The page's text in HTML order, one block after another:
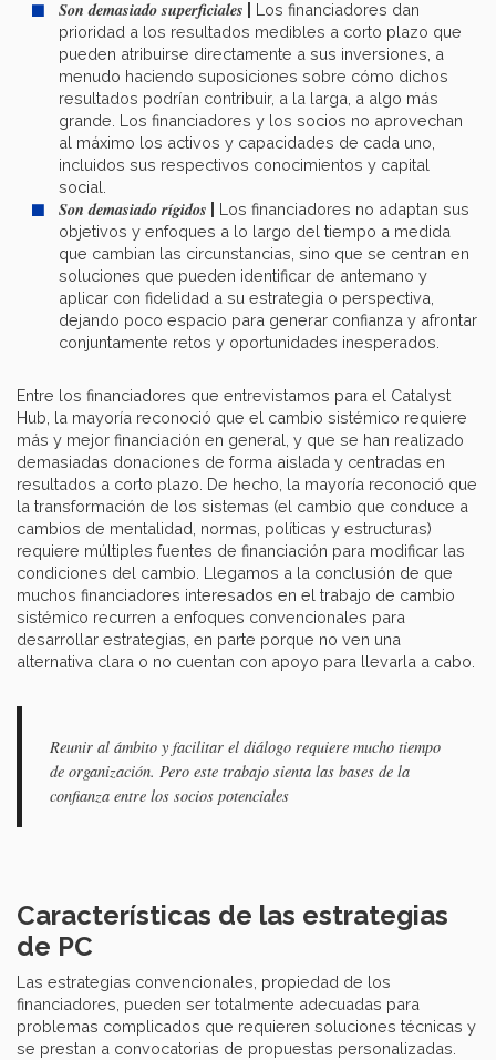
Son demasiado superficiales
Los financiadores dan
prioridad a los resultados medibles a corto plazo que
pueden atribuirse directamente a sus inversiones, a
menudo haciendo suposiciones sobre cómo dichos
resultados podrían contribuir, a la larga, a algo más
grande. Los financiadores y los socios no aprovechan
al máximo los activos y capacidades de cada uno,
incluidos sus respectivos conocimientos y capital
social.
Son demasiado rígidos
Los financiadores no adaptan sus
objetivos y enfoques a lo largo del tiempo a medida
que cambian las circunstancias, sino que se centran en
soluciones que pueden identificar de antemano y
aplicar con fidelidad a su estrategia o perspectiva,
dejando poco espacio para generar confianza y afrontar
conjuntamente retos y oportunidades inesperados.
Entre los financiadores que entrevistamos para el Catalyst
Hub, la mayoría reconoció que el cambio sistémico requiere
más y mejor financiación en general, y que se han realizado
demasiadas donaciones de forma aislada y centradas en
resultados a corto plazo. De hecho, la mayoría reconoció que
la transformación de los sistemas (el cambio que conduce a
cambios de mentalidad, normas, políticas y estructuras)
requiere múltiples fuentes de financiación para modificar las
condiciones del cambio. Llegamos a la conclusión de que
muchos financiadores interesados en el trabajo de cambio
sistémico recurren a enfoques convencionales para
desarrollar estrategias, en parte porque no ven una
alternativa clara o no cuentan con apoyo para llevarla a cabo.
Reunir al ámbito y facilitar el diálogo requiere mucho tiempo
de organización. Pero este trabajo sienta las bases de la
confianza entre los socios potenciales
Características de las estrategias
de PC
Las estrategias convencionales, propiedad de los
financiadores, pueden ser totalmente adecuadas para
problemas complicados que requieren soluciones técnicas y
se prestan a convocatorias de propuestas personalizadas.